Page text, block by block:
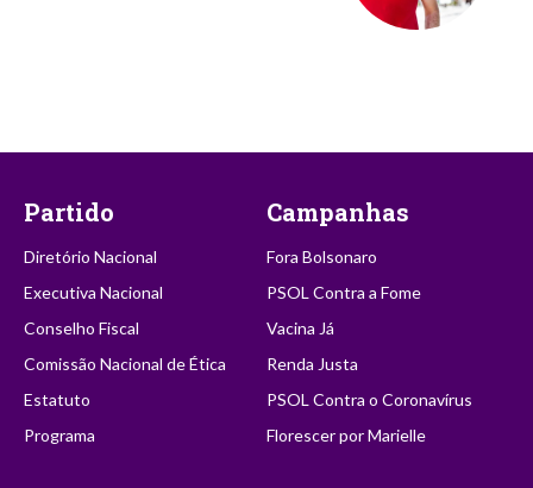
Partido
Diretório Nacional
Executiva Nacional
Conselho Fiscal
Comissão Nacional de Ética
Estatuto
Programa
Campanhas
Fora Bolsonaro
PSOL Contra a Fome
Vacina Já
Renda Justa
PSOL Contra o Coronavírus
Florescer por Marielle